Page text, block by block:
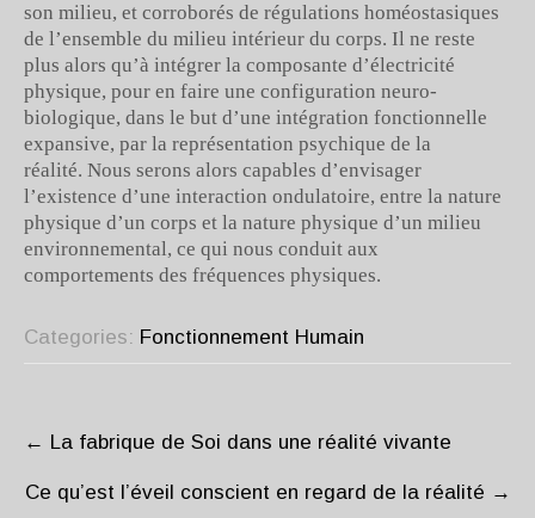
son milieu, et corroborés de régulations homéostasiques
de l’ensemble du milieu intérieur du corps. Il ne reste
plus alors qu’à intégrer la composante d’électricité
physique, pour en faire une configuration neuro-
biologique, dans le but d’une intégration fonctionnelle
expansive, par la représentation psychique de la
réalité. Nous serons alors capables d’envisager
l’existence d’une interaction ondulatoire, entre la nature
physique d’un corps et la nature physique d’un milieu
environnemental, ce qui nous conduit aux
comportements des fréquences physiques.
Categories: Fonctionnement Humain
NAVIGATION
← La fabrique de Soi dans une réalité vivante
Ce qu’est l’éveil conscient en regard de la réalité →